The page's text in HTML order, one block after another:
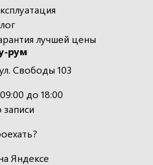
лучшей цены
рум
Свободы 103
до 18:00
Яндексе